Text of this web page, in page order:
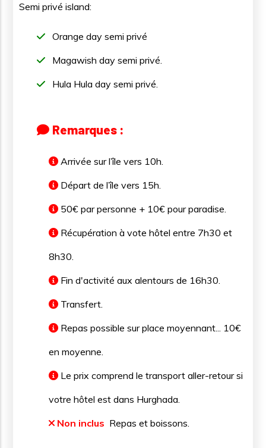
Semi privé island:
Orange day semi privé
Magawish day semi privé.
Hula Hula day semi privé.
Remarques :
Arrivée sur l’île vers 10h.
Départ de l’île vers 15h.
50€ par personne + 10€ pour paradise.
Récupération à vote hôtel entre 7h30 et
8h30.
Fin d'activité aux alentours de 16h30.
Transfert.
Repas possible sur place moyennant... 10€
en moyenne.
Le prix comprend le transport aller-retour si
votre hôtel est dans Hurghada.
Non inclus Repas et boissons.